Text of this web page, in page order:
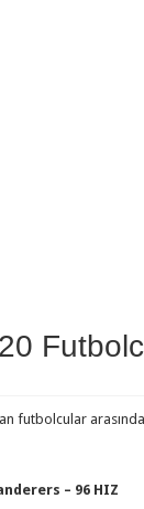
futbolcular
– 96 HIZ